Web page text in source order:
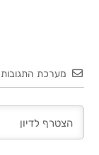
מערכת התגובות